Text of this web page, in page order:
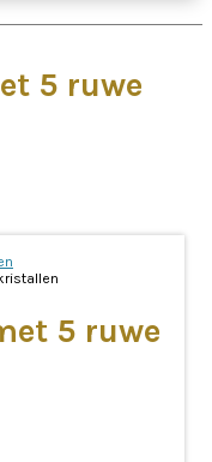
5 ruwe
5 ruwe